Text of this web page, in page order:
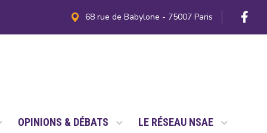
68 rue de Babylone - 75007 Paris
OPINIONS & DÉBATS LE RÉSEAU NSAE